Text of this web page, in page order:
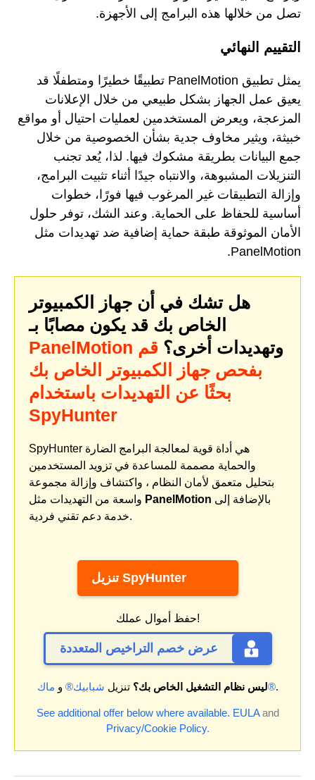
تصل من خلالها هذه البرامج إلى الأجهزة.
التقييم النهائي
يمثل تطبيق PanelMotion تطبيقًا خطيرًا ومتطفلًا قد
يعيق عمل الجهاز بشكل طبيعي من خلال الإعلانات
المزعجة، ويعرض المستخدمين لعمليات احتيال أو مواقع
خبيثة، ويثير مخاوف جدية بشأن الخصوصية من خلال
جمع البيانات بطريقة مشكوك فيها. لذا، يُعد تجنب
التنزيلات المشبوهة، والانتباه جيدًا أثناء تثبيت البرامج،
وإزالة التطبيقات غير المرغوب فيها فورًا، خطوات
أساسية للحفاظ على الحماية. وعند الشك، توفر حلول
الأمان الموثوقة طبقة حماية إضافية ضد تهديدات مثل
PanelMotion.
هل تشك في أن جهاز الكمبيوتر
الخاص بك قد يكون مصابًا بـ
PanelMotion
وتهديدات أخرى؟ قم
بفحص جهاز الكمبيوتر الخاص بك
بحثًا عن التهديدات باستخدام
SpyHunter
SpyHunter هي أداة قوية لمعالجة البرامج الضارة
والحماية مصممة للمساعدة في تزويد المستخدمين
بتحليل متعمق لأمان النظام ، واكتشاف وإزالة مجموعة
PanelMotion
خدمة دعم تقني فردية.
تنزيل SpyHunter
حفظ أموال عملك!
عرض خصم التراخيص المتعددة
ليس نظام التشغيل الخاص بك؟ تنزيل شبابيك® و ماك®.
See additional offer below where available. EULAand
Privacy/Cookie Policy.